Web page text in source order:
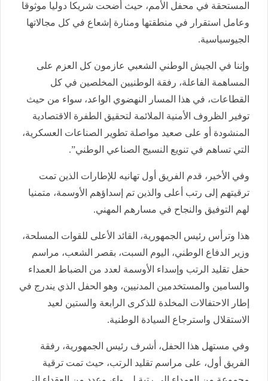
المستحقة في محفل الأمم، حيث أضحت شريكا دوليا موثوقا
وعامل استقرار في منطقتها ومنارة إشعاع في كل مجالاتها
الجيوسياسية.
وإننا في الجيش الوطني الشعبي عازمون كل العزم على
المساهمة الفاعلة، رفقة الوطنيين المخلصين في كل
القطاعات، في هذا المسار النهضوي الواعد، سواء من حيث
توفير الظروف الأمنية الملائمة لتحقيق الطفرة الاقتصادية
المنشودة أو على صعيد مواصلة تطوير الصناعات العسكرية،
التي تساهم في تنويع النسيج الصناعي الوطني”.
وفي الأخير، قدم الفريق أول تهانيه للإطارات الذين تمت
ترقيتهم إلى رتب أعلى والذين تم إسداؤهم الأوسمة، متمنيا
لهم التوفيق والنجاح في مسارهم المهني.
هذا وترأس رئيس الجمهورية، القائد الأعلى للقوات المسلحة،
وزير الدفاع الوطني، اليوم السبت، بقصر الشعب، مراسم
حفل تقليد الرتب وإسداء الأوسمة لعدد من الضباط العمداء
والسامين والمستخدمين المدنيين، وهو الحفل الذي يندرج في
إطار الاحتفالات المخلدة للذكرى الرابعة والستين لعيد
الاستقلال واسترجاع السيادة الوطنية.
وفي مستهل هذا الحفل، أشرف رئيس الجمهورية، رفقة
الفريق أول، على مراسم تقليد الرتب، حيث تمت ترقية